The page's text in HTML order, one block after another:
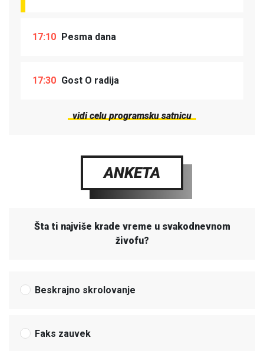
17:10 Pesma dana
17:30 Gost O radija
vidi celu programsku satnicu
ANKETA
Šta ti najviše krade vreme u svakodnevnom
živofu?
Beskrajno skrolovanje
Faks zauvek